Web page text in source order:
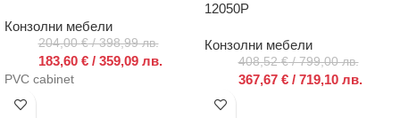
Конзолни мебели
204,00€/ 398,99 лв.
183,60 €/ 359,09 лв.
PVC cabinet
12050P
Конзолни мебели
408,52€/ 799,00 лв.
367,67 €/ 719,10 лв.